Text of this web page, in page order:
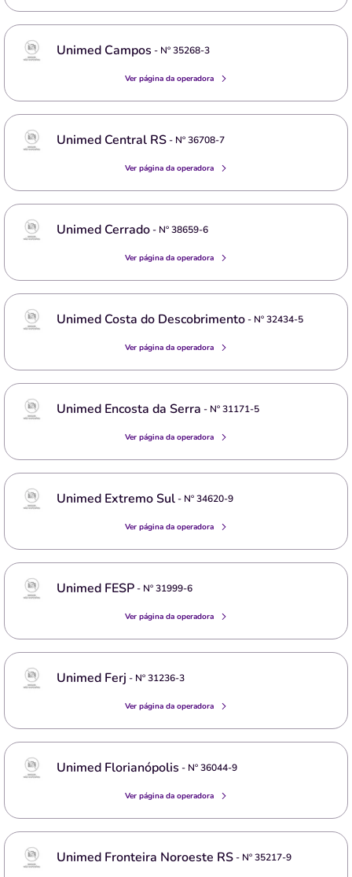
Unimed Campos - Nº35268-3
Ver página da operadora
Unimed Central RS- Nº36708-7
Ver página da operadora
Unimed Cerrado- Nº38659-6
Ver página da operadora
Unimed Costa do Descobrimento- Nº32434-5
Ver página da operadora
Unimed Encosta da Serra - Nº31171-5
Ver página da operadora
Unimed Extremo Sul- Nº34620-9
Ver página da operadora
Unimed FESP- Nº31999-6
Ver página da operadora
Unimed Ferj - Nº31236-3
Ver página da operadora
Unimed Florianópolis - Nº36044-9
Ver página da operadora
Unimed Fronteira Noroeste RS- Nº35217-9